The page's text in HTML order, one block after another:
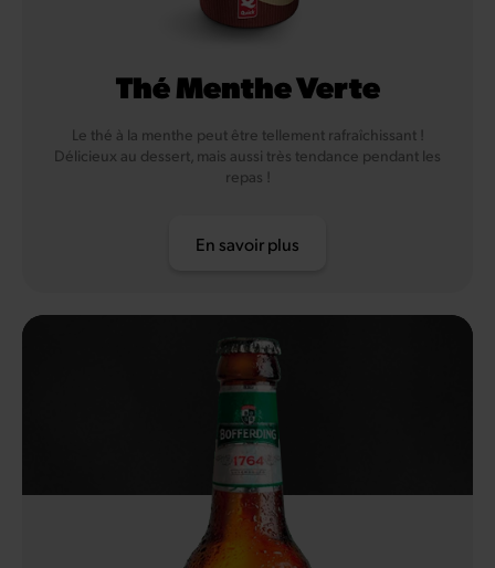
Thé Menthe Verte
Le thé à la menthe peut être tellement rafraîchissant !
Délicieux au dessert, mais aussi très tendance pendant les
repas !
En savoir plus